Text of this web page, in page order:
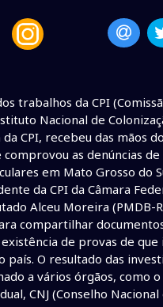
trabalhos da CPI
Nacional de
CPI, recebeu das mãos
as denúncias
em Mato Grosso do
da CPI da Câmara
Alceu Moreira (PMDB-
compartilhar
de provas de
O resultado das
a vários órgãos, como
CNJ (Conselho Nacional